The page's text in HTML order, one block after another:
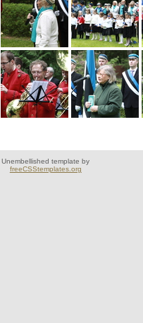
Unembellished template by
freeCSStemplates.org